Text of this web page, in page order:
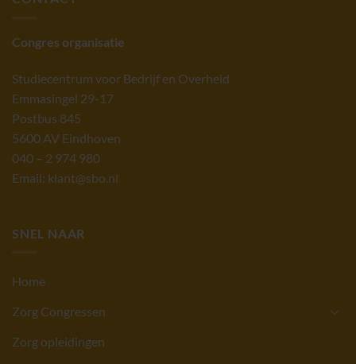
Congres organisatie
Studiecentrum voor Bedrijf en Overheid
Emmasingel 29-17
Postbus 845
5600 AV Eindhoven
040 – 2 974 980
Email: klant@sbo.nl
SNEL NAAR
Home
Zorg Congressen
Zorg opleidingen